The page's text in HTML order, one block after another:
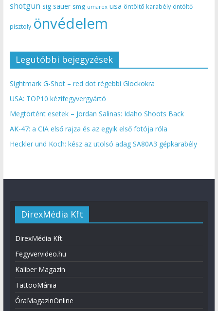
shotgun sig sauer smg umarex usa öntöltő karabély öntöltő
pisztoly önvédelem
Legutóbbi bejegyzések
Sightmark G-Shot – red dot régebbi Glockokra
USA: TOP10 kézifegyvergyártó
Megtörtént esetek – Jordan Salinas: Idaho Shoots Back
AK-47: a CIA első rajza és az egyik első fotója róla
Heckler und Koch: kész az utolsó adag SA80A3 gépkarabély
DirexMédia Kft
DirexMédia Kft.
Fegyvervideo.hu
Kaliber Magazin
TattooMánia
ÓraMagazinOnline